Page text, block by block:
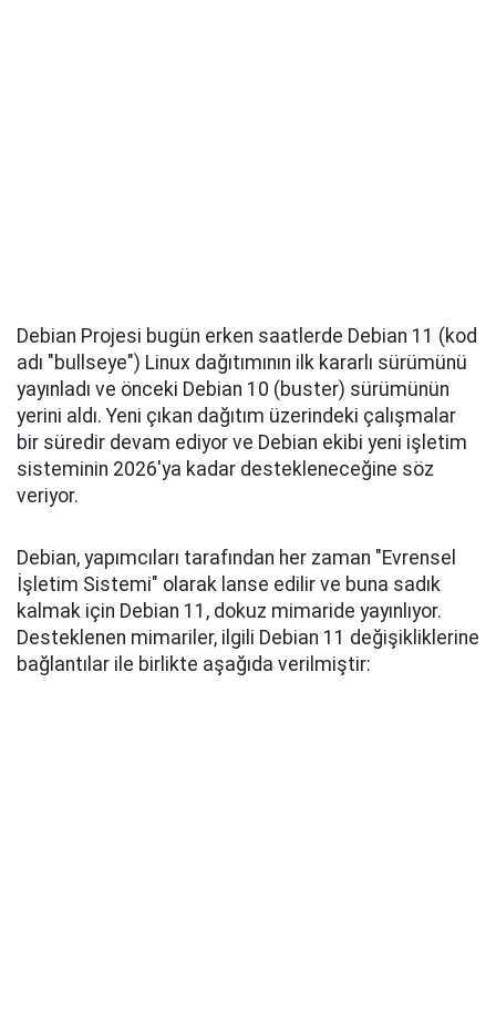
Debian Projesi bugün erken saatlerde Debian 11 (kod
adı "bullseye") Linux dağıtımının ilk kararlı sürümünü
yayınladı ve önceki Debian 10 (buster) sürümünün
yerini aldı. Yeni çıkan dağıtım üzerindeki çalışmalar
bir süredir devam ediyor ve Debian ekibi yeni işletim
sisteminin 2026'ya kadar destekleneceğine söz
veriyor.
Debian, yapımcıları tarafından her zaman "Evrensel
İşletim Sistemi" olarak lanse edilir ve buna sadık
kalmak için Debian 11, dokuz mimaride yayınlıyor.
Desteklenen mimariler, ilgili Debian 11 değişikliklerine
bağlantılar ile birlikte aşağıda verilmiştir: